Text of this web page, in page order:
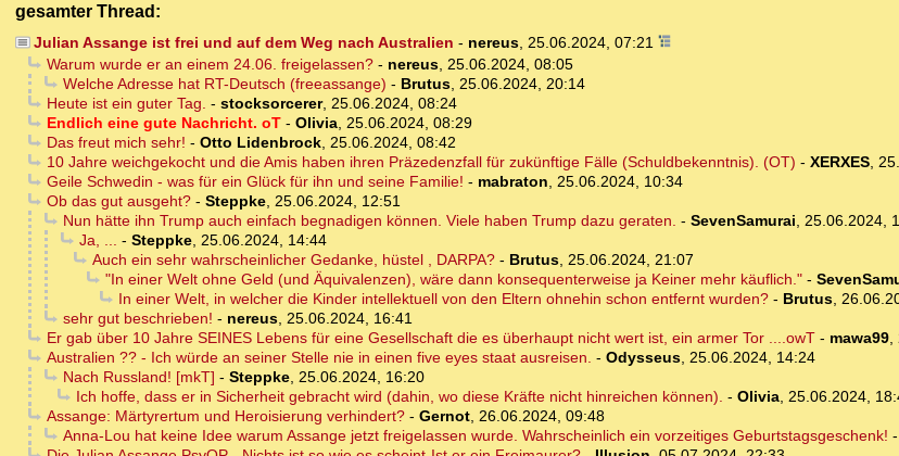
gesamter Thread:
Julian Assange ist frei und auf dem Weg nach Australien - nereus, 25.06.2024, 07:21
Warum wurde er an einem 24.06. freigelassen?- nereus, 25.06.2024, 08:05
Welche Adresse hat RT-Deutsch (freeassange) - Brutus, 25.06.2024, 20:14
Heute ist ein guter Tag. - stocksorcerer, 25.06.2024, 08:24
Endlich eine gute Nachricht. oT- Olivia, 25.06.2024, 08:29
Das freut mich sehr! - Otto Lidenbrock, 25.06.2024, 08:42
10 Jahre weichgekocht und die Amis haben ihren Präzedenzfall für zukünftige Fälle (Schuldbekenntnis). (OT) - XERXES,
Geile Schwedin - was für ein Glück für ihn und seine Familie! - mabraton, 25.06.2024, 10:34
Ob das gut ausgeht?- Steppke, 25.06.2024, 12:51
Nun hätte ihn Trump auch einfach begnadigen können. Viele haben Trump dazu geraten. - SevenSamurai, 25.06.2024,
Ja, ... - Steppke, 25.06.2024, 14:44
Auch ein sehr wahrscheinlicher Gedanke, hüstel , DARPA?- Brutus, 25.06.2024, 21:07
"In einer Welt ohne Geld (und Äquivalenzen), wäre dann konsequenterweise ja Keiner mehr käuflich."-
In einer Welt, in welcher die Kinder intellektuell von den Eltern ohnehin schon entfernt wurden?- Brutus,
sehr gut beschrieben! - nereus, 25.06.2024, 16:41
Er gab über 10 Jahre SEINES Lebens für eine Gesellschaft die es überhaupt nicht wert ist, ein armer Tor ....owT- mawa99,
Australien ?? - Ich würde an seiner Stelle nie in einen five eyes staat ausreisen. - Odysseus, 25.06.2024, 14:24
Nach Russland! [mkT] - Steppke, 25.06.2024, 16:20
Ich hoffe, dass er in Sicherheit gebracht wird (dahin, wo diese Kräfte nicht hinreichen können). - Olivia, 25.06.2024,
Assange: Märtyrertum und Heroisierung verhindert?- Gernot, 26.06.2024, 09:48
Anna-Lou hat keine Idee warum Assange jetzt freigelassen wurde. Wahrscheinlich ein vorzeitiges Geburtstagsgeschenk! -